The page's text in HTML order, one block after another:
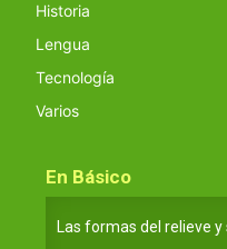
Historia
Lengua
Tecnología
Varios
En Básico
Las formas del relieve